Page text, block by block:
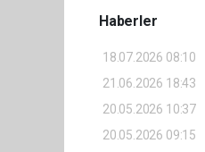
Haberler
18.07.2026 08:10
21.06.2026 18:43
20.05.2026 10:37
20.05.2026 09:15